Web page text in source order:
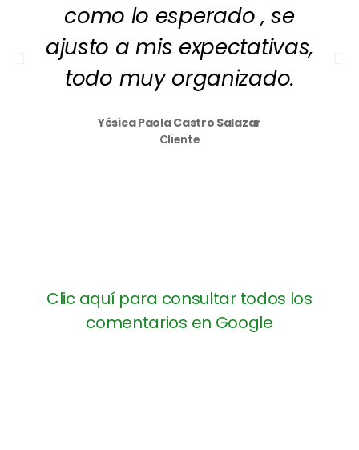
como lo esperado , se
ajusto a mis expectativas,
todo muy organizado.
Yésica Paola Castro Salazar
Cliente
Clic aquí para consultar todos los
comentarios en Google